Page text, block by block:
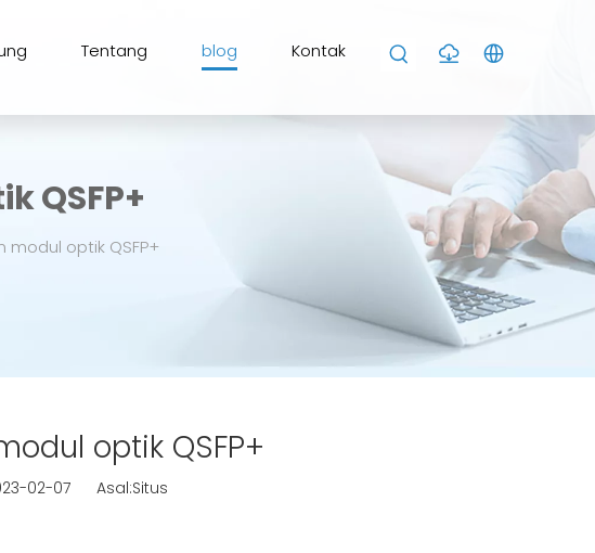
Tentang blog Kontak
QSFP+
optik QSFP+
optik QSFP+
02-07 Asal:Situs